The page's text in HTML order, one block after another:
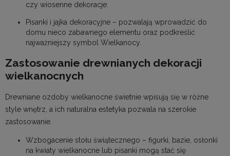
czy wiosenne dekoracje.
Pisanki i jajka dekoracyjne – pozwalają wprowadzić do
domu nieco zabawnego elementu oraz podkreślić
najważniejszy symbol Wielkanocy.
Zastosowanie drewnianych dekoracji
wielkanocnych
Drewniane ozdoby wielkanocne świetnie wpisują się w różne
style wnętrz, a ich naturalna estetyka pozwala na szerokie
zastosowanie.
Wzbogacenie stołu świątecznego – figurki, bazie, osłonki
na kwiaty wielkanocne lub pisanki mogą stać się